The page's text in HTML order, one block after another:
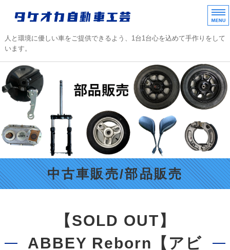
タケオカ自動車工芸
人と環境に優しい車をご提供できるよう、1台1台心を込めて手作りをして
います。
ホーム
TAKEOKAラインアップ
中古車販売/部品販売
不動車レスキュー
会社概要/協力店/ご質問
中古車販売/部品販売
【SOLD OUT】
ABBEY Reborn【アビ